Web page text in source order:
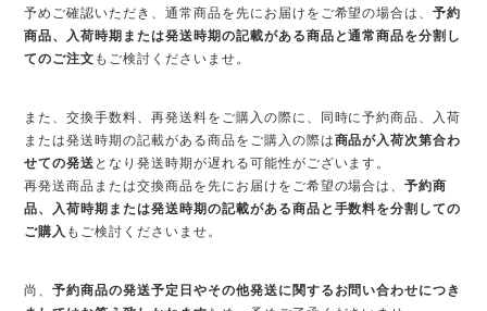
予めご確認いただき、通常商品を先にお届けをご希望の場合は、予約
商品、入荷時期または発送時期の記載がある商品と通常商品を分割し
てのご注文 もご検討くださいませ。
また、交換手数料、再発送料をご購入の際に、同時に予約商品、入荷
または発送時期の記載がある商品をご購入の際は商品が入荷次第合わ
せての発送 となり発送時期が遅れる可能性がございます。
再発送商品または交換商品を先にお届けをご希望の場合は、予約商
品、入荷時期または発送時期の記載がある商品 と手数料を分割しての
ご購入 もご検討くださいませ。
尚、予約商品の発送予定日やその他発送に関するお問い合わせにつき